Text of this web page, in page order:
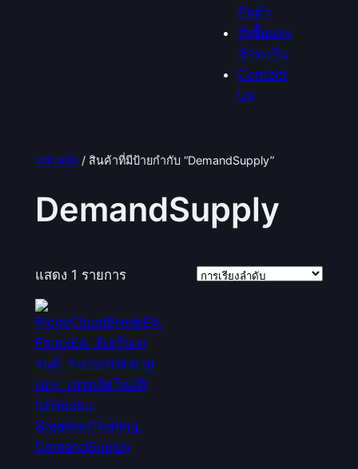
สินค้า
สั่งซื้อและ
ชำระเงิน
Contact
Us
หน้าหลัก / สินค้าที่มีป้ายกำกับ “DemandSupply”
DemandSupply
แสดง 1 รายการ